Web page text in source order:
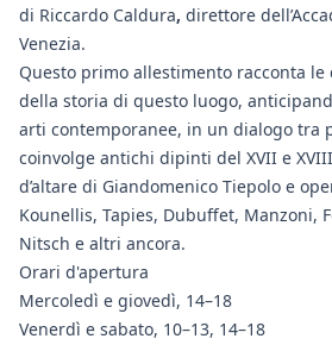
di Riccardo Caldura, direttore
Venezia.
Questo primo allestimento racconta le
della storia di questo luogo,
arti contemporanee, in un dialogo tra
coinvolge antichi dipinti del XVII e
d’altare di Giandomenico Tiepolo e
Kounellis, Tapies, Dubuffet, Manzoni,
Nitsch e altri ancora.
Orari d'apertura
Mercoledì e giovedì, 14–18
Venerdì e sabato, 10–13, 14–18